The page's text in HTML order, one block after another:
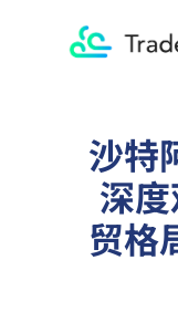
沙特
深
贸格